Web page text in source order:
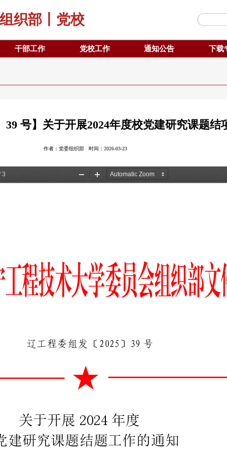
织部丨党校
干部工作 党校工作 通知公告 下载
39 号】关于开展2024年度校党建研究课题结
作者：党委组织部 时间：2026-03-23